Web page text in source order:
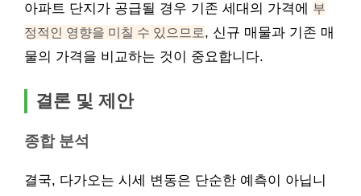
아파트 단지가 공급될 경우 기존 세대의 가격에 부
정적인 영향을 미칠 수 있으므로, 신규 매물과 기존 매
물의 가격을 비교하는 것이 중요합니다.
결론 및 제안
종합 분석
결국, 다가오는 시세 변동은 단순한 예측이 아닙니